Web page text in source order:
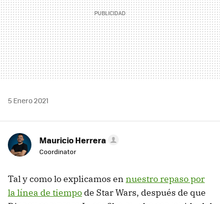
5 Enero 2021
Mauricio Herrera
Coordinator
Tal y como lo explicamos en nuestro repaso por
la línea de tiempo de Star Wars, después de que